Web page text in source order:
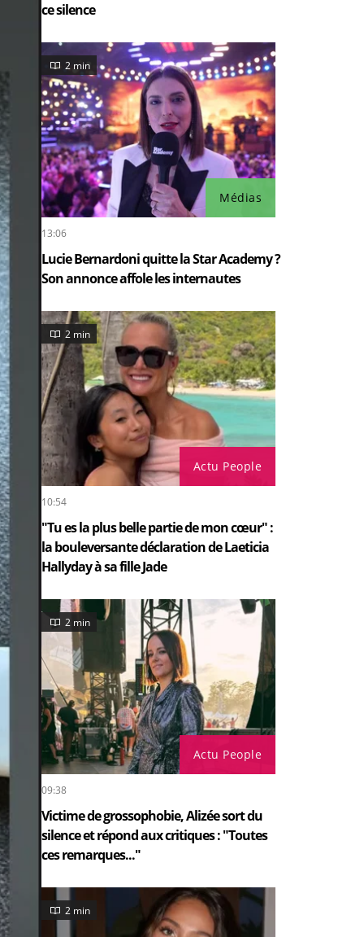
ce silence
Médias
2 min
13:06
Lucie Bernardoni quitte la Star Academy ?
Son annonce affole les internautes
Actu People
2 min
10:54
"Tu es la plus belle partie de mon cœur" :
la bouleversante déclaration de Laeticia
Hallyday à sa fille Jade
Actu People
2 min
09:38
Victime de grossophobie, Alizée sort du
silence et répond aux critiques : "Toutes
ces remarques..."
2 min